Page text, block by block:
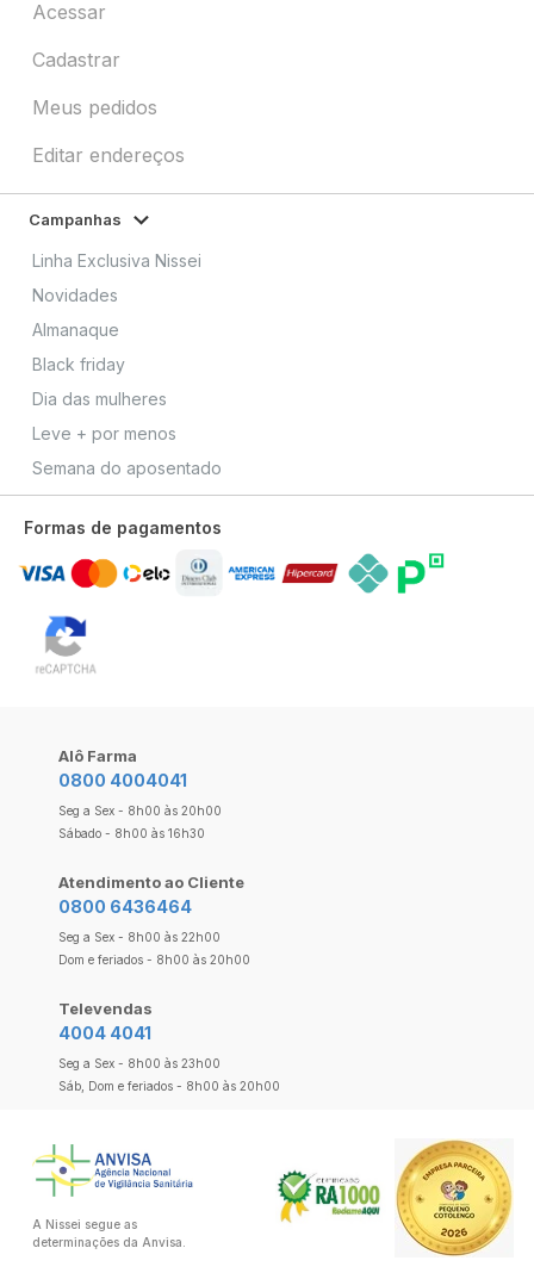
Acessar
Cadastrar
Meus pedidos
Editar endereços
Campanhas
Linha Exclusiva Nissei
Novidades
Almanaque
Black friday
Dia das mulheres
Leve + por menos
Semana do aposentado
Formas de pagamentos
Alô Farma
0800 4004041
Seg a Sex - 8h00 às 20h00
Sábado - 8h00 às 16h30
Atendimento ao Cliente
0800 6436464
Seg a Sex - 8h00 às 22h00
Dom e feriados - 8h00 às 20h00
Televendas
4004 4041
Seg a Sex - 8h00 às 23h00
Sáb, Dom e feriados - 8h00 às 20h00
A Nissei segue as
determinações da Anvisa.